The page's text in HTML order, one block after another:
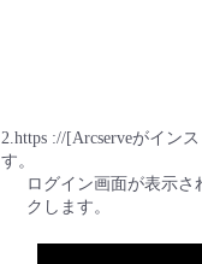
2.https ://[Arcserveがイン
す。
ログイン画面が表示
クします。